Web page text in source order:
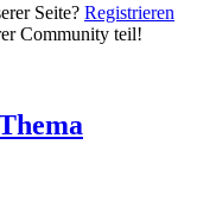
Seite? Registrieren
Community teil!